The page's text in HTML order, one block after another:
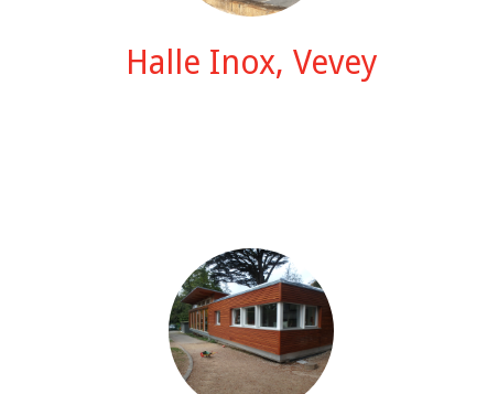
Halle Inox, Vevey